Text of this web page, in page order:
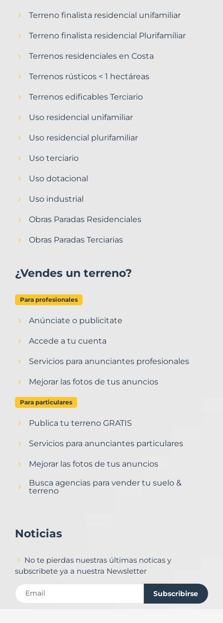
Terreno finalista residencial unifamiliar
Terreno finalista residencial Plurifamiliar
Terrenos residenciales en Costa
Terrenos rústicos < 1 hectáreas
Terrenos edificables Terciario
Uso residencial unifamiliar
Uso residencial plurifamiliar
Uso terciario
Uso dotacional
Uso industrial
Obras Paradas Residenciales
Obras Paradas Terciarias
¿Vendes un terreno?
Para profesionales
Anúnciate o publicitate
Accede a tu cuenta
Servicios para anunciantes profesionales
Mejorar las fotos de tus anuncios
Para particulares
Publica tu terreno GRATIS
Servicios para anunciantes particulares
Mejorar las fotos de tus anuncios
Busca agencias para vender tu suelo &
terreno
Noticias
No te pierdas nuestras últimas noticas y
subscribete ya a nuestra Newsletter
Subscribirse